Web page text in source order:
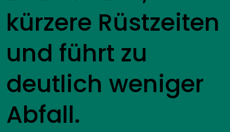
kürzere Rüstzeiten
und führt zu
deutlich weniger
Abfall.